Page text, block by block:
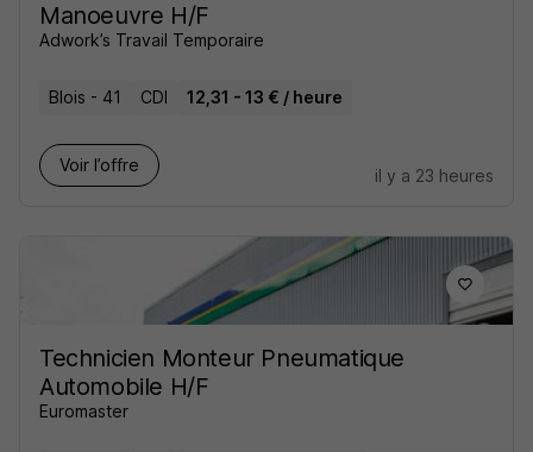
Manoeuvre H/F
Adwork’s Travail Temporaire
Blois - 41 CDI 12,31 - 13 € / heure
Voir l’offre
il y a 23 heures
Technicien Monteur Pneumatique
Automobile H/F
Euromaster